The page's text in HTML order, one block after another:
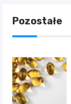
Pozostałe